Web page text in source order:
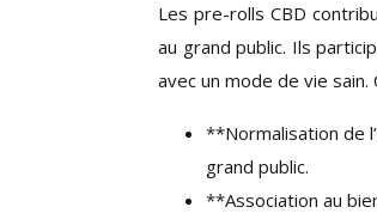
Les pre-rolls CBD
au grand public. Ils
avec un mode de vie
**Normalisation de
grand public.
**Association au